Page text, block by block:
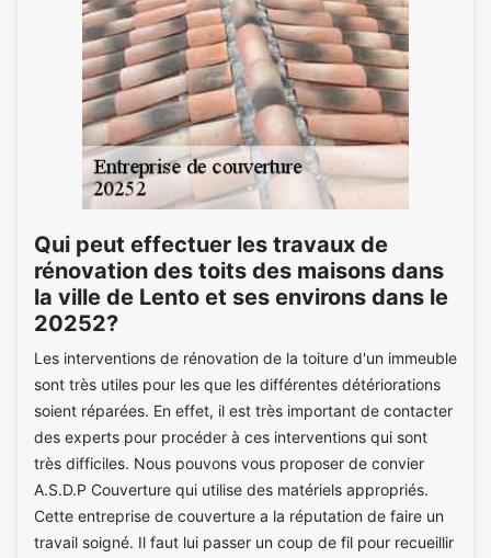
Qui peut effectuer les travaux de
rénovation des toits des maisons dans
la ville de Lento et ses environs dans le
20252?
Les interventions de rénovation de la toiture d'un immeuble
sont très utiles pour les que les différentes détériorations
soient réparées. En effet, il est très important de contacter
des experts pour procéder à ces interventions qui sont
très difficiles. Nous pouvons vous proposer de convier
A.S.D.P Couverture qui utilise des matériels appropriés.
Cette entreprise de couverture a la réputation de faire un
travail soigné. Il faut lui passer un coup de fil pour recueillir